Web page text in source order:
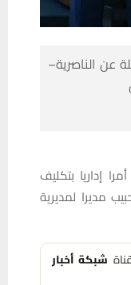
عن الناصرية–
إداريا بتكليف
مديرا لمديرية
شبكة أخبار